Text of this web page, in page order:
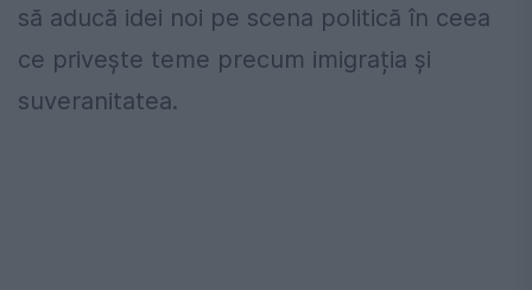
să aducă idei noi pe scena politică în ceea
ce privește teme precum imigrația și
suveranitatea.